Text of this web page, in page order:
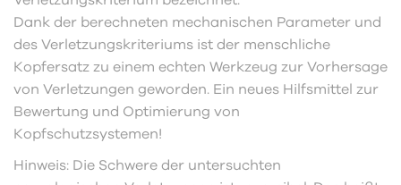
Dank der berechneten mechanischen Parameter und
des Verletzungskriteriums ist der menschliche
Kopfersatz zu einem echten Werkzeug zur Vorhersage
von Verletzungen geworden. Ein neues Hilfsmittel zur
Bewertung und Optimierung von
Kopfschutzsystemen!
Hinweis: Die Schwere der untersuchten